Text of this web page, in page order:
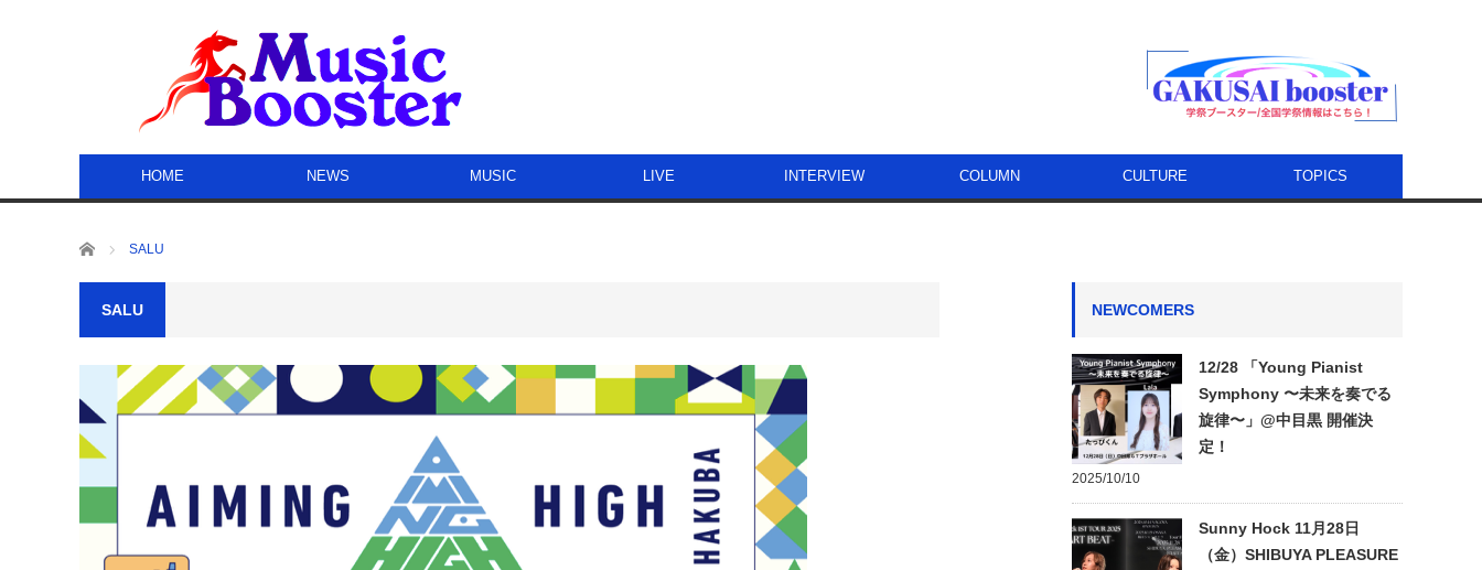
HOME NEWS MUSIC LIVE INTERVIEW COLUMN CULTURE TOPICS
ホーム SALU
SALU NEWCOMERS
12/28 「Young Pianist
Symphony 〜未来を奏でる
旋律〜」@中目黒 開催決
定！
2025/10/10
Sunny Hock 11月28日
（金）SHIBUYA PLEASURE